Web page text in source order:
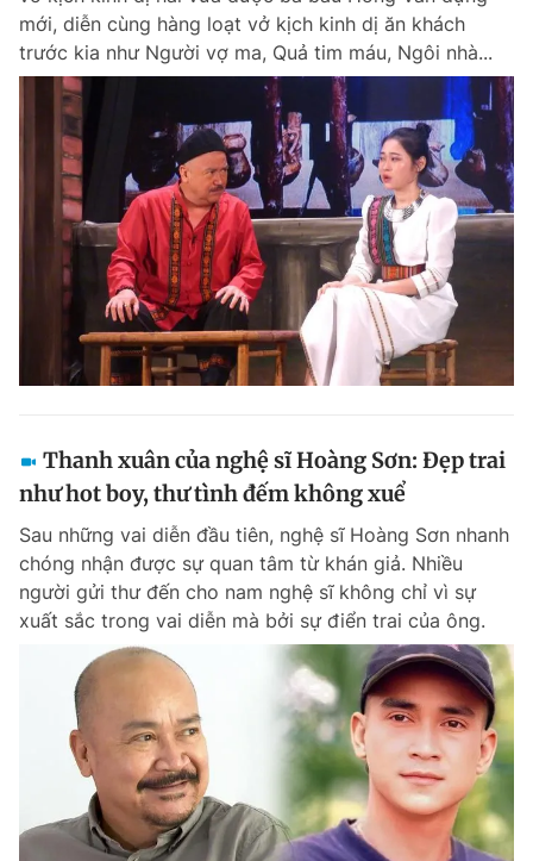
mới, diễn cùng hàng loạt vở kịch kinh dị ăn khách
trước kia như Người vợ ma, Quả tim máu, Ngôi nhà...
Thanh xuân của nghệ sĩ Hoàng Sơn: Đẹp trai
như hot boy, thư tình đếm không xuể
Sau những vai diễn đầu tiên, nghệ sĩ Hoàng Sơn nhanh
chóng nhận được sự quan tâm từ khán giả. Nhiều
người gửi thư đến cho nam nghệ sĩ không chỉ vì sự
xuất sắc trong vai diễn mà bởi sự điển trai của ông.